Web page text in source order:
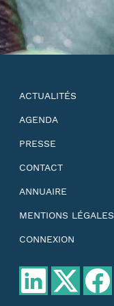
ACTUALITÉS
AGENDA
PRESSE
CONTACT
ANNUAIRE
MENTIONS LÉGALES
CONNEXION